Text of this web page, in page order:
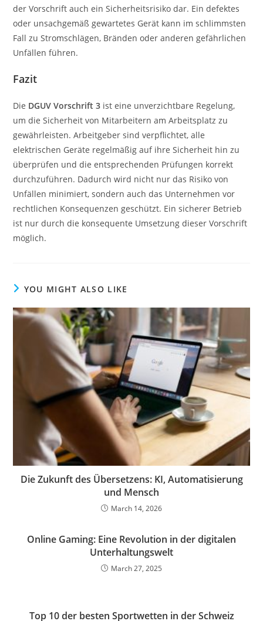
der Vorschrift auch ein Sicherheitsrisiko dar. Ein defektes
oder unsachgemäß gewartetes Gerät kann im schlimmsten
Fall zu Stromschlägen, Bränden oder anderen gefährlichen
Unfällen führen.
Fazit
Die DGUV Vorschrift 3 ist eine unverzichtbare Regelung,
um die Sicherheit von Mitarbeitern am Arbeitsplatz zu
gewährleisten. Arbeitgeber sind verpflichtet, alle
elektrischen Geräte regelmäßig auf ihre Sicherheit hin zu
überprüfen und die entsprechenden Prüfungen korrekt
durchzuführen. Dadurch wird nicht nur das Risiko von
Unfällen minimiert, sondern auch das Unternehmen vor
rechtlichen Konsequenzen geschützt. Ein sicherer Betrieb
ist nur durch die konsequente Umsetzung dieser Vorschrift
möglich.
YOU MIGHT ALSO LIKE
Die Zukunft des Übersetzens: KI, Automatisierung
und Mensch
March 14, 2026
Online Gaming: Eine Revolution in der digitalen
Unterhaltungswelt
March 27, 2025
Top 10 der besten Sportwetten in der Schweiz